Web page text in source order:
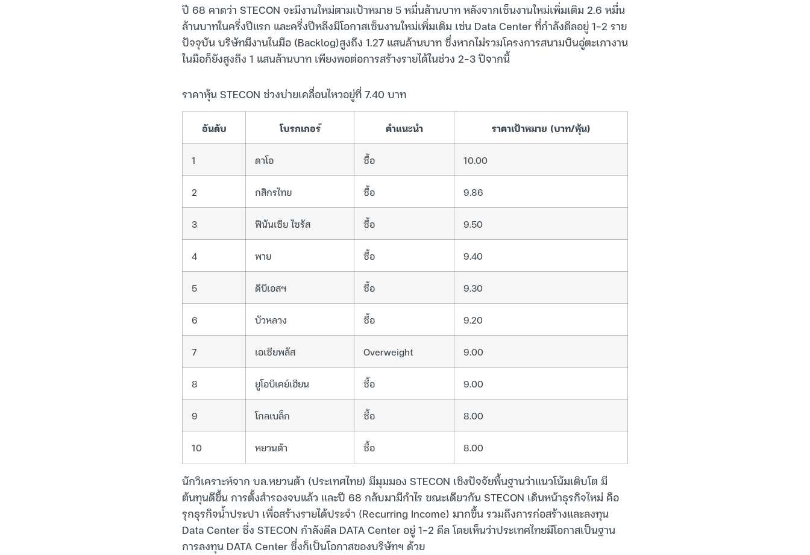
ปี 68 คาดว่า STECON จะมีงานใหม่ตามเป้าหมาย 5 หมื่นล้านบาท หลังจากเซ็นงานใหม่เพิ่มเติม 2.6 หมื่น
ล้านบาทในครึ่งปีแรก และครึ่งปีหลีงมีโอกาสเซ็นงานใหม่เพิ่มเติม เช่น Data Center ที่กำลังดีลอยู่ 1-2 ราย
ปัจจุบัน บริษัทมีงานในมือ (Backlog)สูงถึง 1.27 แสนล้านบาท ซึ่งหากไม่รวมโครงการสนามบินอู่ตะเภางาน
ในมือก็ยังสูงถึง 1 แสนล้านบาท เพียงพอต่อการสร้างรายได้ในช่วง 2-3 ปีจากนี้
ราคาหุ้น STECON ช่วงบ่ายเคลื่อนไหวอยู่ที่ 7.40 บาท
อันดับ โบรกเกอร์ คำแนะนำ ราคาเป้าหมาย (บาท/หุ้น)
1 ดาโอ ซื้อ 10.00
2 กสิกรไทย ซื้อ 9.86
3 ฟินันเซีย ไซรัส ซื้อ 9.50
4 พาย ซื้อ 9.40
5 ดีบีเอสฯ ซื้อ 9.30
6 บัวหลวง ซื้อ 9.20
7 เอเซียพลัส Overweight 9.00
8 ยูโอบีเคย์เฮียน ซื้อ 9.00
9 โกลเบล็ก ซื้อ 8.00
10 หยวนต้า ซื้อ 8.00
นักวิเคราะห์จาก บล.หยวนต้า (ประเทศไทย) มีมุมมอง STECON เชิงปัจจัยพื้นฐานว่าแนวโน้มเติบโต มี
ต้นทุนดีขึ้น การตั้งสำรองจบแล้ว และปี 68 กลับมามีกำไร ขณะเดียวกัน STECON เดินหน้าธุรกิจใหม่ คือ
รุกธุรกิจน้ำประปา เพื่อสร้างรายได้ประจำ (Recurring Income) มากขึ้น รวมถึงการก่อสร้างและลงทุน
Data Center ซึ่ง STECON กำลังดีล DATA Center อยู่ 1-2 ดีล โดยเห็นว่าประเทศไทยมีโอกาสเป็นฐาน
การลงทุน DATA Center ซึ่งก็เป็นโอกาสของบริษัทฯ ด้วย